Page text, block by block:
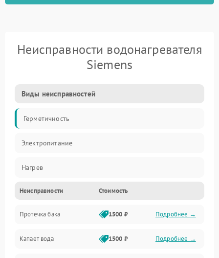
Неисправности водонагревателя
Siemens
Виды неисправностей
Герметичность
Электропитание
Нагрев
Датчики
Механика
Неисправности Стоимость
Протечка бака 1500 ₽ Подробнее →
Капает вода 1500 ₽ Подробнее →